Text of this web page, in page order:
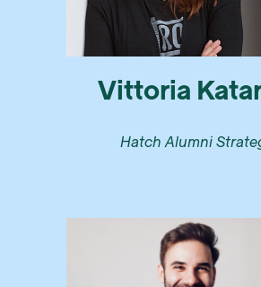
Vittoria
Hatch Alumni